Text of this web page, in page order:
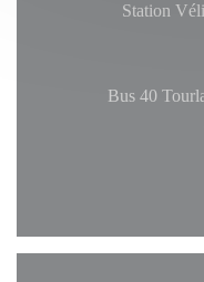
Station
Bus 40